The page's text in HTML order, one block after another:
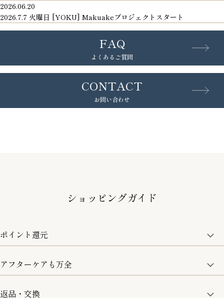
2026.06.20
2026.7.7 火曜日 [YOKU] Makuakeプロジェクトスタート
FAQ
よくあるご質問
CONTACT
お問い合わせ
ショッピングガイド
ポイント還元
商品金額の10%をポイント還元いたします。
アフターケアも万全
取り扱い商品はすべて正規品となります。
返品・交換